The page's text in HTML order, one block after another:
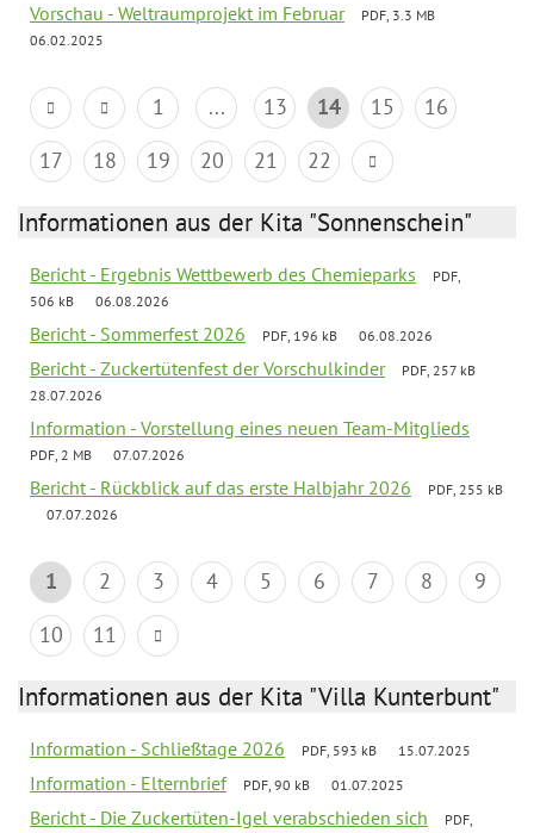
Vorschau - Weltraumprojekt im Februar
PDF, 3.3 MB
06.02.2025
1 ... 13 14 15
16
17
18 19 20 21 22
Informationen aus der Kita "Sonnenschein"
Bericht - Ergebnis Wettbewerb des Chemieparks
PDF,
506 kB
06.08.2026
Bericht - Sommerfest 2026 PDF, 196 kB 06.08.2026
Bericht - Zuckertütenfest der Vorschulkinder
PDF, 257 kB
28.07.2026
Information - Vorstellung eines neuen Team-Mitglieds
PDF, 2 MB 07.07.2026
Bericht - Rückblick auf das erste Halbjahr 2026
PDF, 255 kB
07.07.2026
1 2 3 4 5 6 7 8
9
10
11
Informationen aus der Kita "Villa Kunterbunt"
Information - Schließtage 2026 PDF, 593 kB 15.07.2025
Information - Elternbrief PDF, 90 kB 01.07.2025
Bericht - Die Zuckertüten-Igel verabschieden sich PDF,